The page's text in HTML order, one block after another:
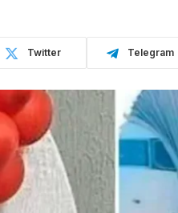
Twitter Telegram